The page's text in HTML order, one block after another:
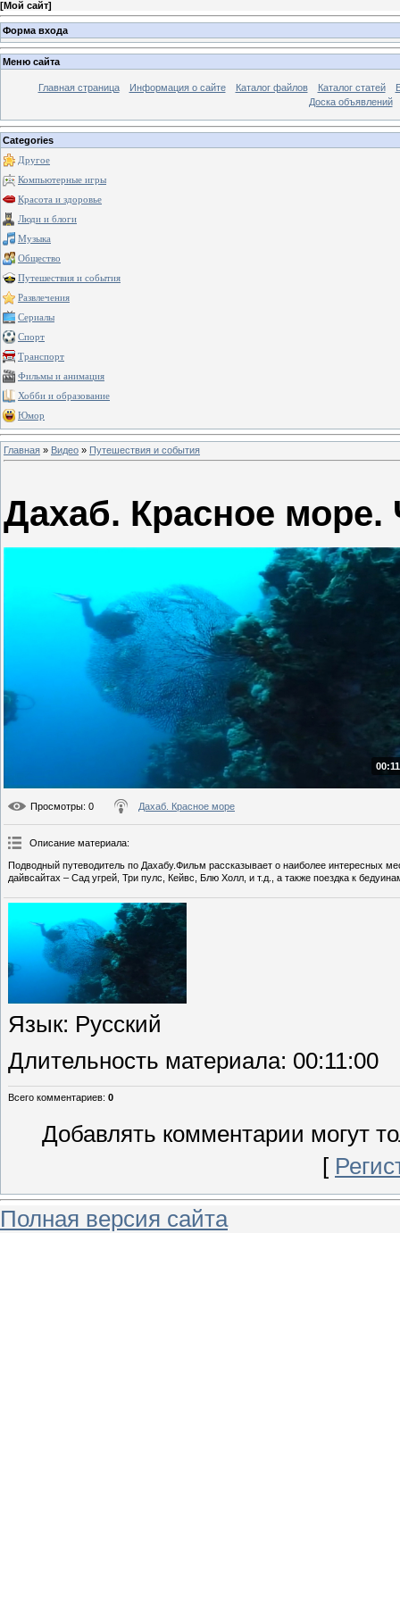
[Мой сайт]
Форма входа
Меню сайта
Главная страница Информация о сайте Каталог файлов Каталог статей
Доска объявлений
Categories
Другое
Компьютерные игры
Красота и здоровье
Люди и блоги
Музыка
Общество
Путешествия и события
Развлечения
Сериалы
Спорт
Транспорт
Фильмы и анимация
Хобби и образование
Юмор
Главная » Видео » Путешествия и события
Дахаб. Красное море.
Просмотры: 0 Дахаб. Красное море
Описание материала:
Подводный путеводитель по Дахабу.Фильм рассказывает о наиболее интересных
дайвсайтах – Сад угрей, Три пулс, Кейвс, Блю Холл, и т.д., а также поездка к
Язык: Русский
Длительность материала: 00:11:00
Всего комментариев: 0
Добавлять комментарии могут
[
Полная версия сайта